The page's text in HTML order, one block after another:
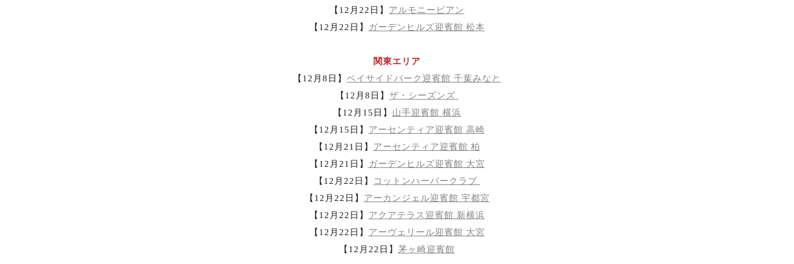
【12月22日】 アルモニービアン
【12月22日】
ガーデンヒルズ迎賓館 松本
関東エリア
【12月8日】 ベイサイドパーク迎賓館 千葉みなと
【12月8日】 ザ・シーズンズ
【12月15日】 山手迎賓館 横浜
【12月15日】 アーセンティア迎賓館 高崎
【12月21日】 アーセンティア迎賓館 柏
【12月21日】
ガーデンヒルズ迎賓館 大宮
【12月22日】
コットンハーバークラブ
【12月22日】 アーカンジェル迎賓館 宇都宮
【12月22日】 アクアテラス迎賓館 新横浜
【12月22日】 アーヴェリール迎賓館 大宮
【12月22日】 茅ヶ崎迎賓館